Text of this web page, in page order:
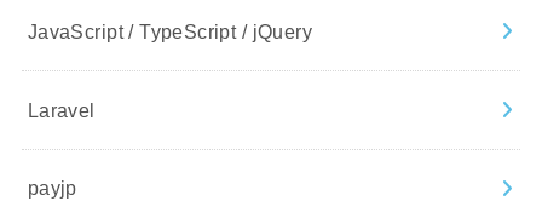
JavaScript / TypeScript / jQuery
Laravel
payjp